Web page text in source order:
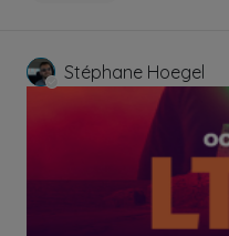
Stéphane Hoegel